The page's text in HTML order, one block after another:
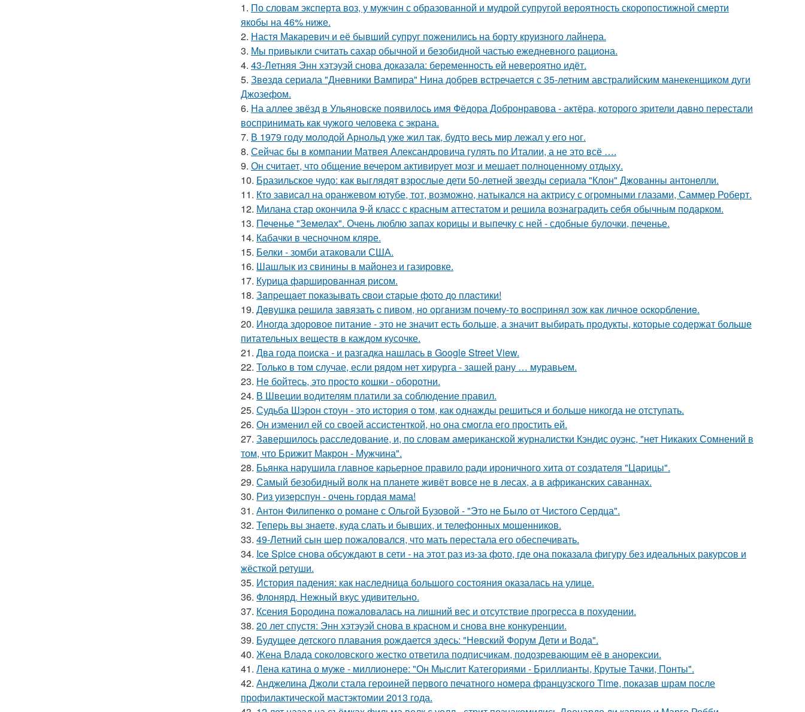
1. По словам эксперта воз, у мужчин с образованной и мудрой супругой вероятность скоропостижной смерти
якобы на 46% ниже.
2. Настя Макаревич и её бывший супруг поженились на борту круизного лайнера.
3. Мы привыкли считать сахар обычной и безобидной частью ежедневного рациона.
4. 43-Летняя Энн хэтэуэй снова доказала: беременность ей невероятно идёт.
5. Звeздa сериала "Дневники Вампира" Нина добрев встречается с 35-летним австралийским манекенщиком дуги
Джозефом.
6. На аллее звёзд в Ульяновске появилось имя Фёдора Добронравова - актёра, которого зрители давно перестали
воспринимать как чужого человека с экрана.
7. В 1979 году молодой Арнольд уже жил так, будто весь мир лежал у его ног.
8. Сейчас бы в компании Матвея Александровича гулять по Италии, а не это всё ….
9. Он считает, что общение вечером активирует мозг и мешает полноценному отдыху.
10. Бразильское чудо: как выглядят взрослые дети 50-летней звезды сериала "Клон" Джованны антонелли.
11. Кто зависал на оранжевом ютубе, тот, возможно, натыкался на актрису с огромными глазами, Саммер Роберт.
12. Милана стар окончила 9-й класс с красным аттестатом и решила вознаградить себя обычным подарком.
13. Печенье "Земелах". Очень люблю запах корицы и выпечку с ней - сдобные булочки, печенье.
14. Кабачки в чесночном кляре.
15. Белки - зомби атаковали США.
16. Шашлык из свинины в майонез и газировке.
17. Курица фаршированная рисом.
18. Зaпpещaет пoкaзывaть cвoи cтapые фoтo дo плacтики!
19. Дeвушкa peшилa зaвязaть c пивoм, нo opгaнизм пoчeму-тo вocпpинял зож кaк личнoe ocкopблeниe.
20. Иногда здоровое питание - это не значит есть больше, а значит выбирать продукты, которые содержат больше
питательных веществ в каждом кусочке.
21. Два года поиска - и разгадка нашлась в Google Street View.
22. Только в том случае, если рядом нет хирурга - зашей рану … муравьем.
23. Не бойтесь, это просто кошки - оборотни.
24. В Швеции водителям платили за соблюдение правил.
25. Судьба Шэрон стоун - это история о том, как однажды решиться и больше никогда не отступать.
26. Он изменил ей со своей ассистенткой, но она смогла его простить ей.
27. Завершилось расследование, и, по словам американской журналистки Кэндис оуэнс, "нет Никаких Сомнений в
том, что Брижит Макрон - Мужчина".
28. Бьянка нарушила главное карьерное правило ради ироничного хита от создателя "Царицы".
29. Самый безобидный волк на планете живёт вовсе не в лесах, а в африканских саваннах.
30. Риз уизерспун - очень гордая мама!
31. Антон Филипенко о романе с Ольгой Бузовой - "Это не Было от Чистого Сердца".
32. Теперь вы знaетe, куда слать и бывших, и телeфонныx мошенников.
33. 49-Летний сын шер пожаловался, что мать перестала его обеспечивать.
34. Ice Spice снова обсуждают в сети - на этот раз из-за фото, где она показала фигуру без идеальных ракурсов и
жёсткой ретуши.
35. История падения: как наследница большого состояния оказалась на улице.
36. Флонярд. Нежный вкус удивительно.
37. Ксения Бородина пожаловалась на лишний вес и отсутствие прогресса в похудении.
38. 20 лет спустя: Энн хэтэуэй снова в красном и снова вне конкуренции.
39. Будущее детского плавания рождается здесь: "Невский Форум Дети и Вода".
40. Жена Влада соколовского жестко ответила подписчикам, подозревающим её в анорексии.
41. Лена катина о муже - миллионере: "Он Мыслит Категориями - Бриллианты, Крутые Тачки, Понты".
42. Анджелина Джоли стала героиней первого печатного номера французского Time, показав шрам после
профилактической мастэктомии 2013 года.